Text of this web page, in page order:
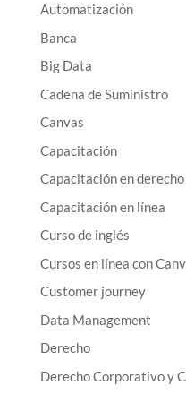
Automatización
Banca
Big Data
Cadena de Suministro
Canvas
Capacitación
Capacitación en derecho
Capacitación en línea
Curso de inglés
Cursos en línea con
Customer journey
Data Management
Derecho
Derecho Corporativo y